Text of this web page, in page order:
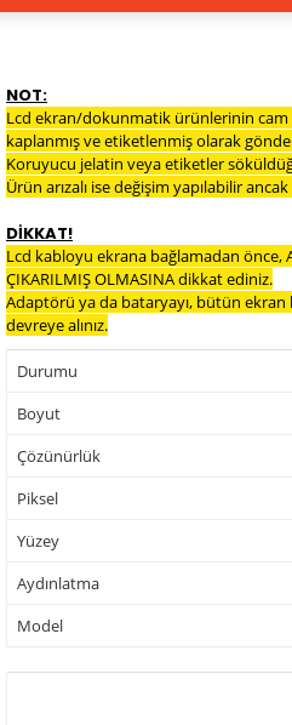
NOT:
Lcd ekran/dokunmatik ürünlerinin
kaplanmış ve etiketlenmiş olarak
Koruyucu jelatin veya etiketler
Ürün arızalı ise değişim yapılabilir
DİKKAT!
Lcd kabloyu ekrana bağlamadan önce,
ÇIKARILMIŞ OLMASINA dikkat ediniz.
Adaptörü ya da bataryayı, bütün ekran
devreye alınız.
Durumu
Boyut
Çözünürlük
Piksel
Yüzey
Aydınlatma
Model